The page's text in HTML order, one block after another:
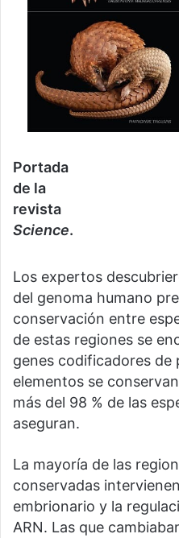
Portada
de la
revista
Science.
Los expertos
del genoma humano
conservación entre
de estas regiones se
genes codificadores de
elementos se
más del 98 % de las
aseguran.
La mayoría de las
conservadas
embrionario y la
ARN. Las que